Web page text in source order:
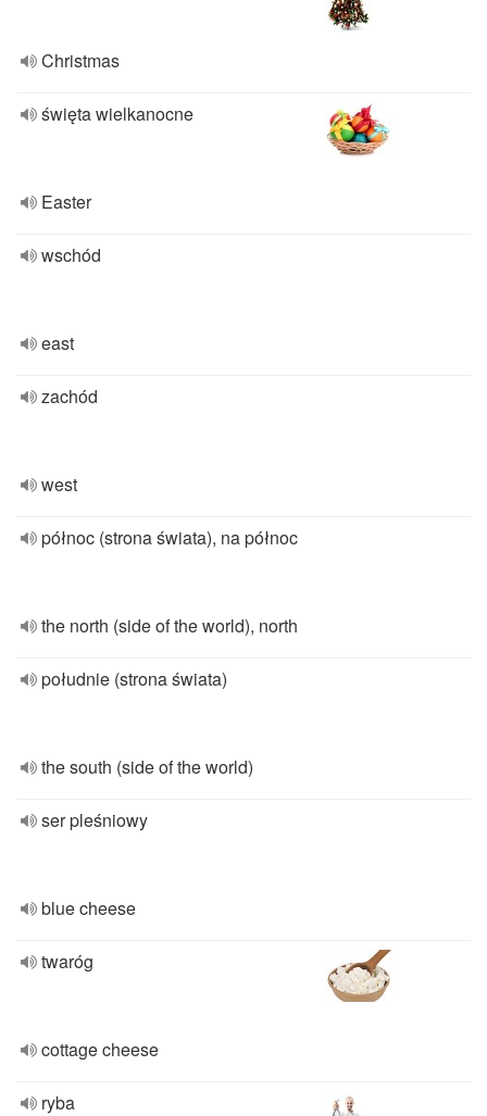
Christmas
święta wielkanocne
Easter
wschód
east
zachód
west
północ (strona świata), na północ
the north (side of the world), north
południe (strona świata)
the south (side of the world)
ser pleśniowy
blue cheese
twaróg
cottage cheese
ryba